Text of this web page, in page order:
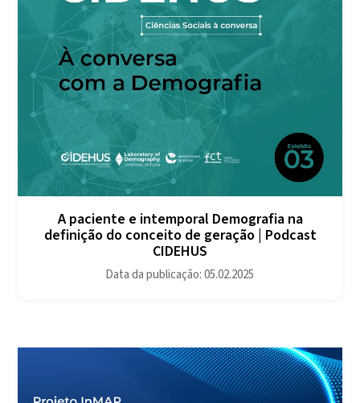
A paciente e intemporal Demografia na
definição do conceito de geração | Podcast
CIDEHUS
Data da publicação: 05.02.2025